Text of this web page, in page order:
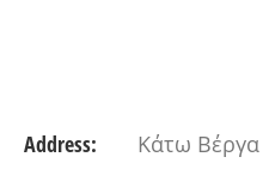
Address: Κάτω Βέργα